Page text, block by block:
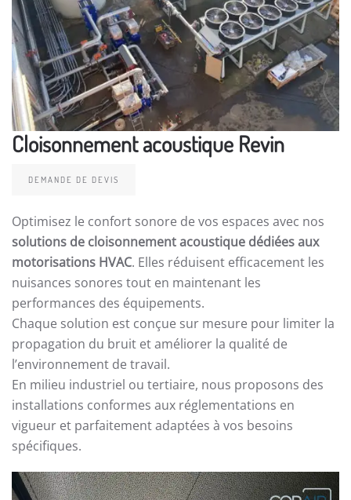
Cloisonnement acoustique Revin
DEMANDE DE DEVIS
Optimisez le confort sonore de vos espaces avec nos
solutions de cloisonnement acoustique dédiées aux
motorisations HVAC. Elles réduisent efficacement les
nuisances sonores tout en maintenant les
performances des équipements.
Chaque solution est conçue sur mesure pour limiter la
propagation du bruit et améliorer la qualité de
l’environnement de travail.
En milieu industriel ou tertiaire, nous proposons des
installations conformes aux réglementations en
vigueur et parfaitement adaptées à vos besoins
spécifiques.